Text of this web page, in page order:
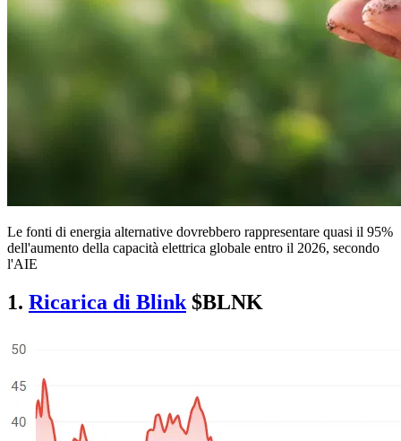
Le fonti di energia alternative dovrebbero rappresentare quasi il 95%
dell'aumento della capacità elettrica globale entro il 2026, secondo
l'AIE
1. Ricarica di Blink $BLNK